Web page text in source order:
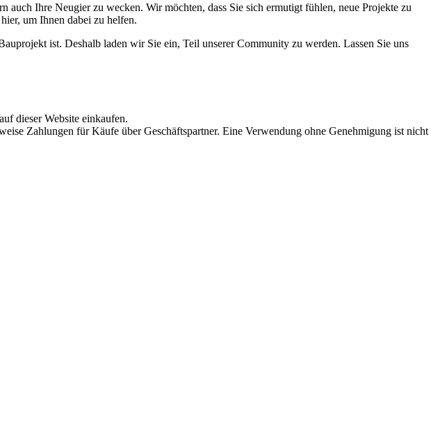
Ihre Neugier zu wecken. Wir möchten, dass Sie sich ermutigt fühlen, neue Projekte zu
um Ihnen dabei zu helfen.
ist. Deshalb laden wir Sie ein, Teil unserer Community zu werden. Lassen Sie uns
dieser Website einkaufen.
Zahlungen für Käufe über Geschäftspartner. Eine Verwendung ohne Genehmigung ist nicht